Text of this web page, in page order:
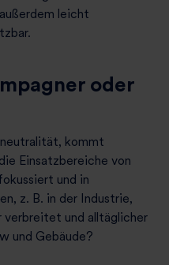
leicht
oder
kommt
Einsatzbereiche von
und in
z. B. in der Industrie,
verbreitet und alltäglicher
und Gebäude?